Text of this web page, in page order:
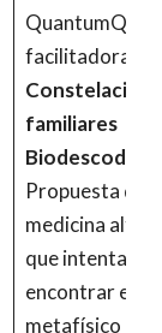
QuantumQuip
facilitadoras.
familiares
Propuesta de
medicina
que intenta
encontrar el
metafísico de